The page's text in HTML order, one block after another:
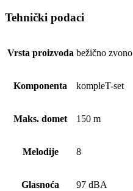
Tehnički podaci
Vrsta proizvoda bežično zvono
Komponenta kompleT-set
Maks. domet 150 m
Melodije 8
Glasnoća 97 dBA